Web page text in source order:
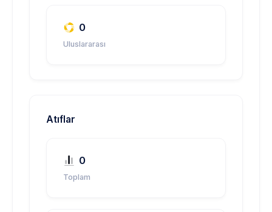
0
Uluslararası
Atıflar
0
Toplam